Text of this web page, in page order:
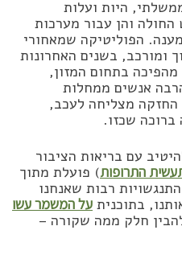
היות ועלות
והן עבור מערכות
הפוליטיקה שמאחורי
ומורכב, בשנים האחרונות
בתחום המזון,
אנשים ממחלות
החזקה מצליחה לעכב,
שכזו.
עם בריאות הציבור
התרופות) פועלת מתוך
רבות שאנחנו
בתוכנית על המשמר עשו
חלק ממה שקורה –